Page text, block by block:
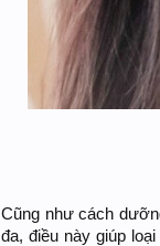
Cũng như cách
đa, điều này giúp